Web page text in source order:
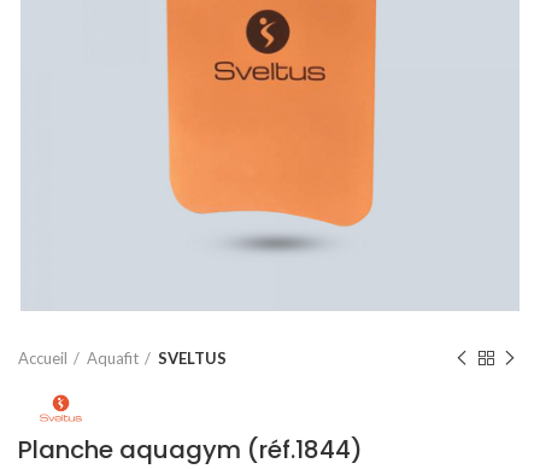
Accueil Aquafit SVELTUS
Planche aquagym (réf.1844)